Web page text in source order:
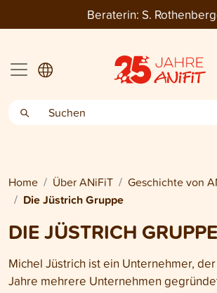
Beraterin: S.
Home Über ANiFiT Geschichte von
Die Jüstrich Gruppe
DIE JÜSTRICH GRUPPE
Michel Jüstrich ist ein Unternehmer,
Jahre mehrere Unternehmen